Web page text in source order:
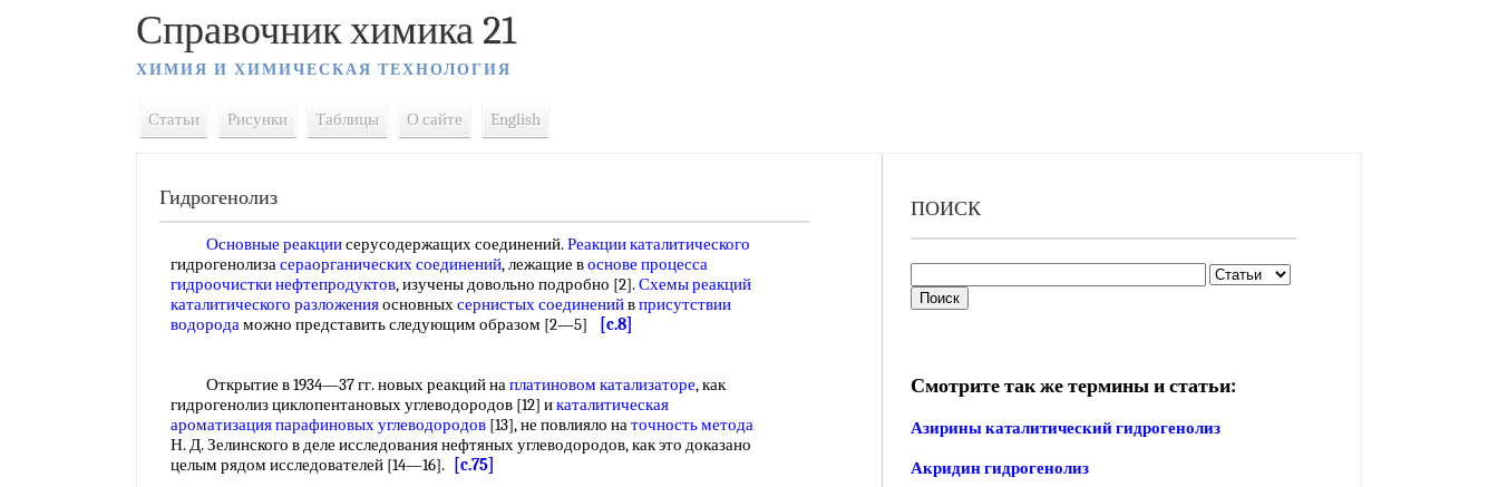
Справочник химика 21
ХИМИЯ И ХИМИЧЕСКАЯ ТЕХНОЛОГИЯ
Статьи Рисунки Таблицы О сайте English
Гидрогенолиз
Основные реакциисерусодержащих соединений.Реакции каталитического
гидрогенолизасераорганических соединений, лежащие воснове процесса
гидроочистки нефтепродуктов, изучены довольно подробно [2].Схемы реакций
каталитического разложенияосновныхсернистых соединенийвприсутствии
водородаможно представить следующим образом [2—5] [c.8]
Открытие в 1934—37 гг. новых реакций наплатиновом катализаторе, как
гидрогенолиз циклопентановых углеводородов [12] икаталитическая
ароматизация парафиновых углеводородов [13], не повлияло наточность метода
Н. Д. Зелинского в деле исследования нефтяных углеводородов, как это доказано
целым рядом исследователей [14—16].
[c.75]
ПОИСК
Смотрите так же термины и статьи:
Азирины каталитический гидрогенолиз
Акридин гидрогенолиз